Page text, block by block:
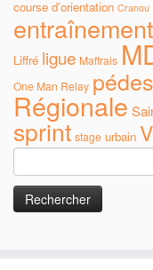
course d'orientation Cranou
entraînement
Liffré ligue Maffrais
One Man Relay
Régionale
sprint stage urbain